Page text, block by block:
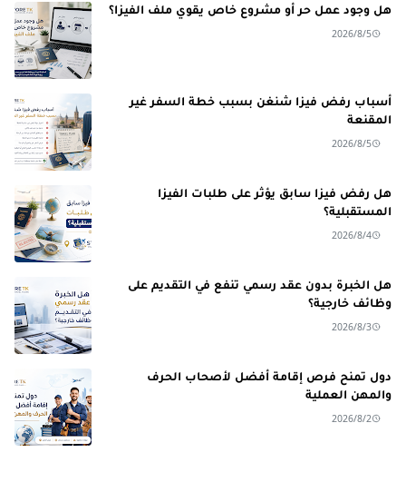
هل وجود عمل حر أو مشروع خاص يقوي ملف الفيزا؟
2026/8/5
أسباب رفض فيزا شنغن بسبب خطة السفر غير
المقنعة
2026/8/5
هل رفض فيزا سابق يؤثر على طلبات الفيزا
المستقبلية؟
2026/8/4
هل الخبرة بدون عقد رسمي تنفع في التقديم على
وظائف خارجية؟
2026/8/3
دول تمنح فرص إقامة أفضل لأصحاب الحرف
والمهن العملية
2026/8/2